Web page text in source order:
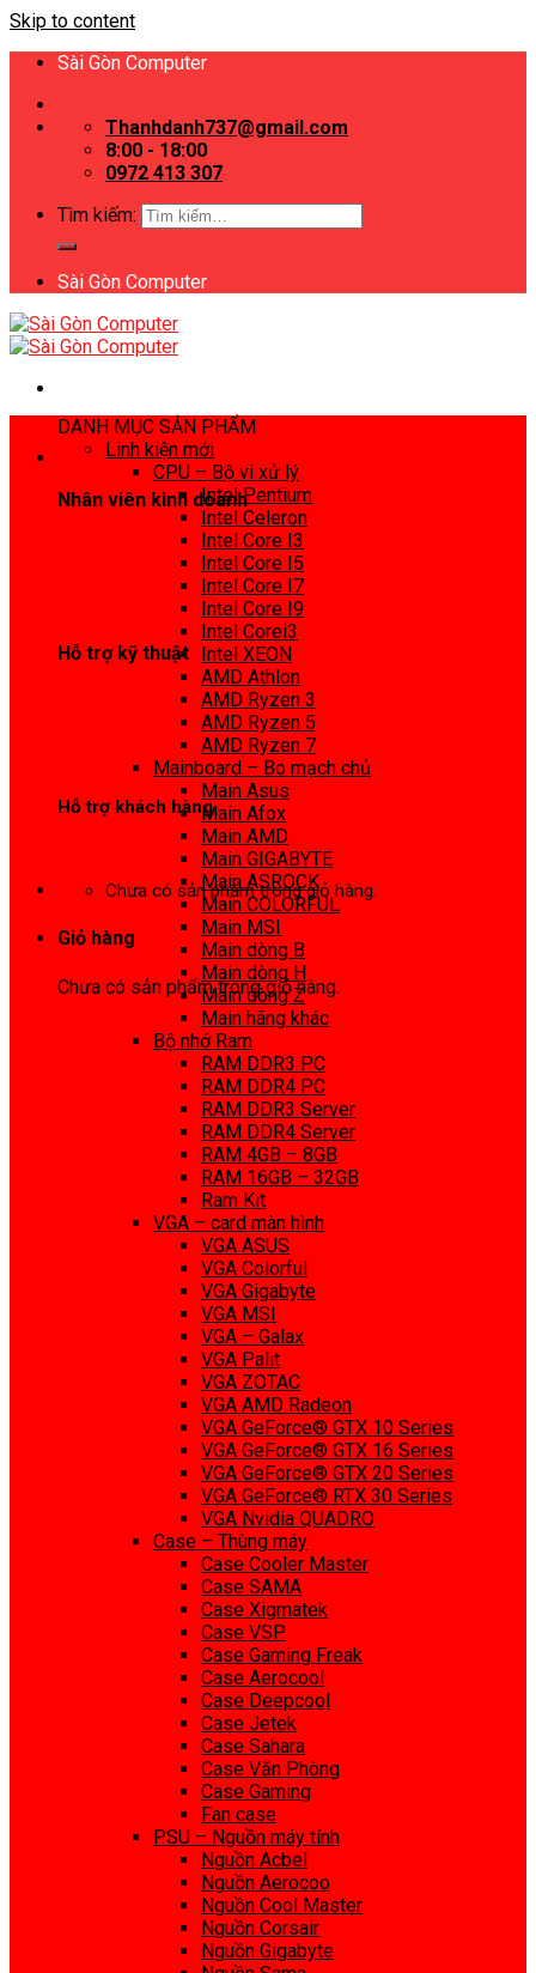
Skip to content
Sài Gòn Computer
Thanhdanh737@gmail.com
8:00 - 18:00
0972 413 307
Tìm kiếm:
Sài Gòn Computer
Nhân viên kinh doanh
Hỗ trợ kỹ thuật
Hỗ trợ khách hàng
Chưa có sản phẩm trong giỏ hàng.
Giỏ hàng
Chưa có sản phẩm trong giỏ hàng.
DANH MỤC SẢN PHẨM
Linh kiện mới
CPU – Bộ vi xử lý
Intel Pentium
Intel Celeron
Intel Core I3
Intel Core I5
Intel Core I7
Intel Core I9
Intel Corei3
Intel XEON
AMD Athlon
AMD Ryzen 3
AMD Ryzen 5
AMD Ryzen 7
Mainboard – Bo mạch chủ
Main Asus
Main Afox
Main AMD
Main GIGABYTE
Main ASROCK
Main COLORFUL
Main MSI
Main dòng B
Main dòng H
Main dòng Z
Main hãng khác
Bộ nhớ Ram
RAM DDR3 PC
RAM DDR4 PC
RAM DDR3 Server
RAM DDR4 Server
RAM 4GB – 8GB
RAM 16GB – 32GB
Ram Kit
VGA – card màn hình
VGA ASUS
VGA Colorful
VGA Gigabyte
VGA MSI
VGA – Galax
VGA Palit
VGA ZOTAC
VGA AMD Radeon
VGA GeForce® GTX 10 Series
VGA GeForce® GTX 16 Series
VGA GeForce® GTX 20 Series
VGA GeForce® RTX 30 Series
VGA Nvidia QUADRO
Case – Thùng máy
Case Cooler Master
Case SAMA
Case Xigmatek
Case VSP
Case Gaming Freak
Case Aerocool
Case Deepcool
Case Jetek
Case Sahara
Case Văn Phòng
Case Gaming
Fan case
PSU – Nguồn máy tính
Nguồn Acbel
Nguồn Aerocoo
Nguồn Cool Master
Nguồn Corsair
Nguồn Gigabyte